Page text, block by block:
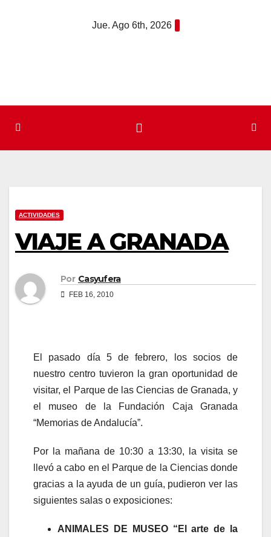
Jue. Ago 6th, 2026
ACTIVIDADES
VIAJE A GRANADA
Por Casyufera
FEB 16, 2010
El pasado día 5 de febrero, los socios de
nuestro centro tuvieron la gran oportunidad de
visitar, el Parque de las Ciencias de Granada, y
el museo de la Fundación Caja Granada
“Memorias de Andalucía”.
Por la mañana de 10:30 a 13:30, la visita se
llevó a cabo en el Parque de la Ciencias donde
gracias a la ayuda de un guía, pudieron ver las
siguientes salas o exposiciones:
ANIMALES DE MUSEO “El arte de la